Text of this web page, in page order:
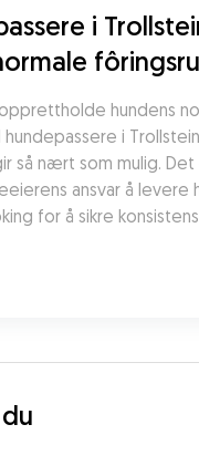
i
hundens
hundepassere i
så nært som mulig. Det
ansvar å levere
for å sikre